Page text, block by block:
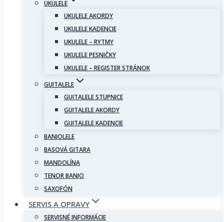
UKULELE
UKULELE AKORDY
UKULELE KADENCIE
UKULELE – RYTMY
UKULELE PESNIČKY
UKULELE – REGISTER STRÁNOK
GUITALELE
GUITALELE STUPNICE
GUITALELE AKORDY
GUITALELE KADENCIE
BANJOLELE
BASOVÁ GITARA
MANDOLÍNA
TENOR BANJO
SAXOFÓN
SERVIS A OPRAVY
SERVISNÉ INFORMÁCIE